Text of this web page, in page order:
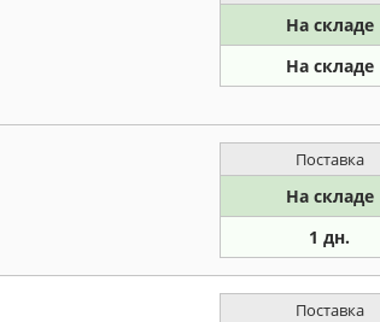
На складе
На складе
Поставка
На складе
1 дн.
Поставка